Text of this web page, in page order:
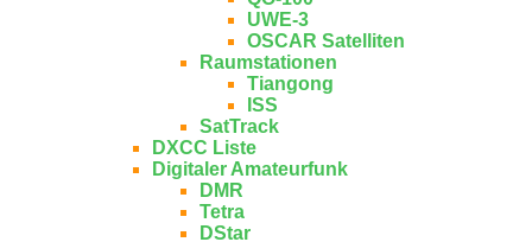
UWE-3
OSCAR Satelliten
Raumstationen
Tiangong
ISS
SatTrack
DXCC Liste
Digitaler Amateurfunk
DMR
Tetra
DStar